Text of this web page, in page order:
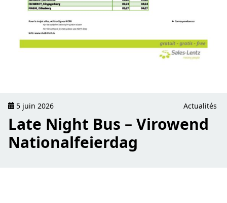
5 juin 2026 Actualités
Late Night Bus – Virowend
Nationalfeierdag